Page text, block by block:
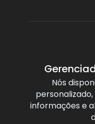
Nós
informações e